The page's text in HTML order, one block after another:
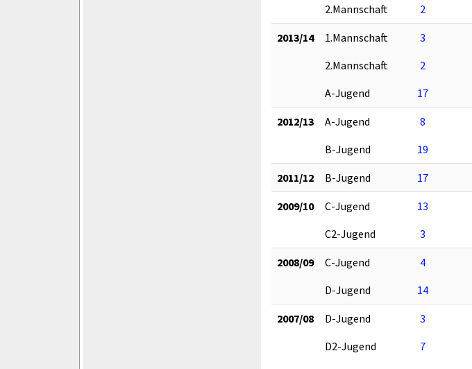
2.Mannschaft
2
2013/14 1.Mannschaft 3
2.Mannschaft
2
A-Jugend
17
2012/13 A-Jugend 8
B-Jugend
19
2011/12 B-Jugend 17
2009/10 C-Jugend 13
C2-Jugend
3
2008/09 C-Jugend 4
D-Jugend
14
2007/08 D-Jugend 3
D2-Jugend
7